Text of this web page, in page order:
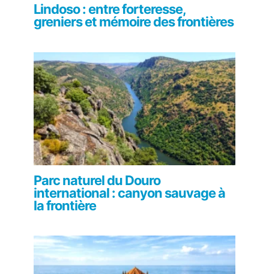
Lindoso : entre forteresse,
greniers et mémoire des frontières
Parc naturel du Douro
international : canyon sauvage à
la frontière